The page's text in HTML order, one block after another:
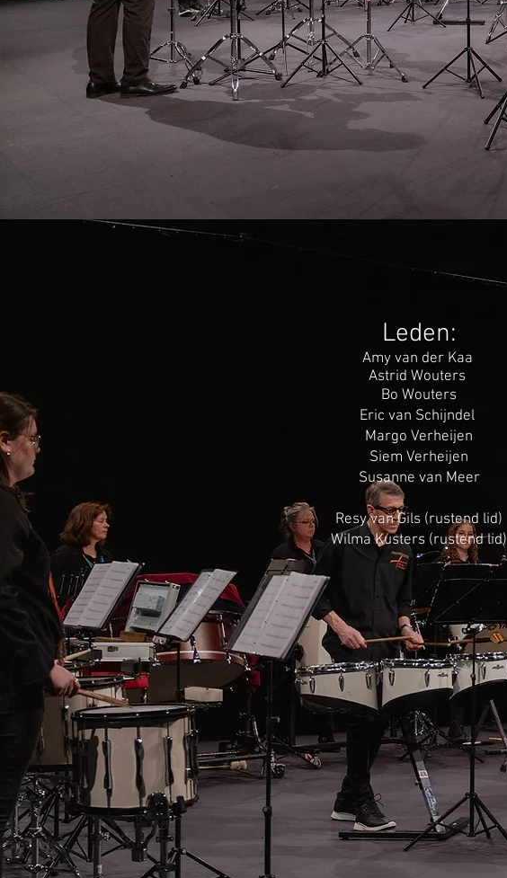
Leden:
Amy van der Kaa
Astrid Wouters
Bo Wouters
Eric van Schijndel
Margo Verheijen
Siem Verheijen
Susanne van Meer
Resy van Gils (rustend lid)
Wilma Kusters (rustend lid)